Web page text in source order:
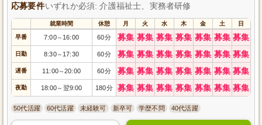
応募要件いずれか必須: 介護福祉士、実務者研修
就業時間 休憩 月 火 水 木 金 土 日
早番 7:00～ 16:00 60分 募集 募集 募集 募集 募集 募集 募集
日勤 8:30～ 17:30 60分 募集 募集 募集 募集 募集 募集 募集
遅番 11:00～20:00 60分 募集 募集 募集 募集 募集 募集 募集
夜勤 18:00～ 翌9:00 180分 募集 募集 募集 募集 募集 募集 募集
50代活躍 60代活躍 未経験可 新卒可 学歴不問 40代活躍